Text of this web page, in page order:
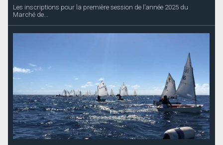
Les inscriptions pour la première session de l’année 2025 du
Marché de...